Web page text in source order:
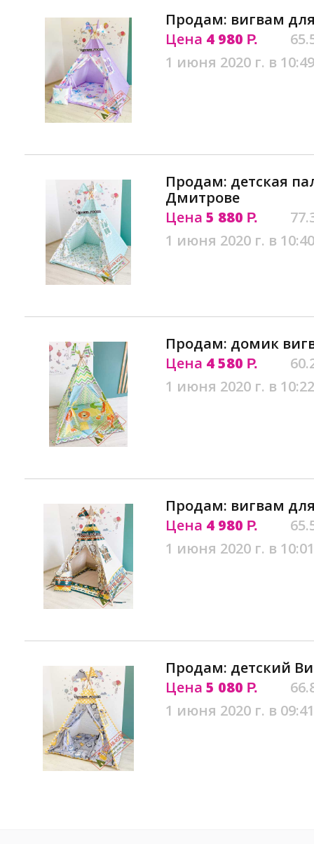
Продам: вигвам
Цена 4 980 Р.
1 июня 2020 г. в 10:49
Продам: детская
Дмитрове
Цена 5 880 Р.
1 июня 2020 г. в 10:40
Продам: домик
Цена 4 580 Р.
1 июня 2020 г. в 10:22
Продам: вигвам
Цена 4 980 Р.
1 июня 2020 г. в 10:01
Продам: детский
Цена 5 080 Р.
1 июня 2020 г. в 09:41